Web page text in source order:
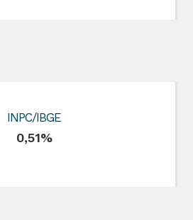
INPC/IBGE
0,51%